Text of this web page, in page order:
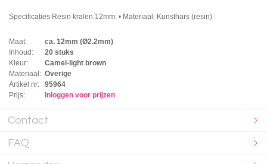
Specificaties Resin kralen 12mm: • Materiaal: Kunsthars (resin)
Maat:
ca. 12mm (Ø2.2mm)
Inhoud:
20 stuks
Kleur:
Camel-light brown
Materiaal: Overige
Artikel nr:
95964
Prijs:
Inloggen voor prijzen
Contact
FAQ